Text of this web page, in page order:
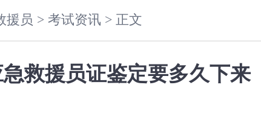
援员 >考试资讯 > 正文
救援员证鉴定要多久下来